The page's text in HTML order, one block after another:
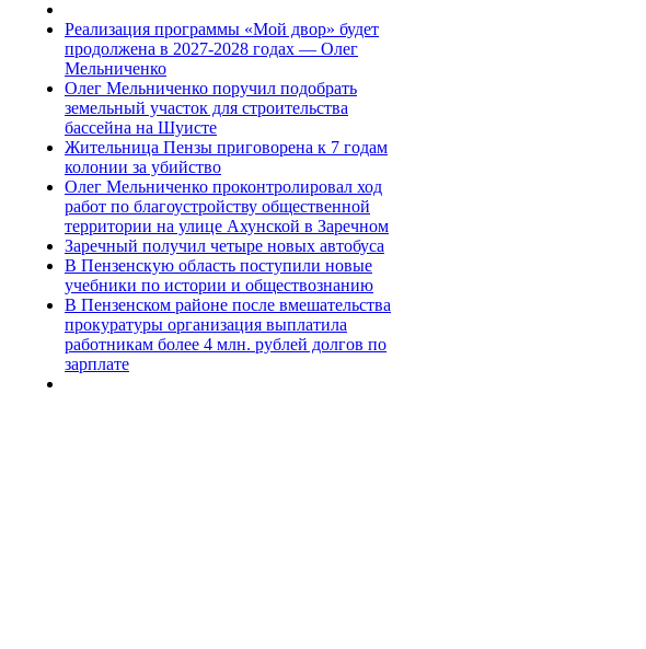
Реализация программы «Мой двор» будет
продолжена в 2027-2028 годах — Олег
Мельниченко
Олег Мельниченко поручил подобрать
земельный участок для строительства
бассейна на Шуисте
Жительница Пензы приговорена к 7 годам
колонии за убийство
Олег Мельниченко проконтролировал ход
работ по благоустройству общественной
территории на улице Ахунской в Заречном
Заречный получил четыре новых автобуса
В Пензенскую область поступили новые
учебники по истории и обществознанию
В Пензенском районе после вмешательства
прокуратуры организация выплатила
работникам более 4 млн. рублей долгов по
зарплате